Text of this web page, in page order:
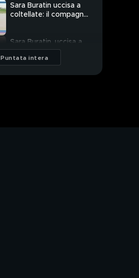
Sara Buratin uccisa a
coltellate: il compagno
Sara Buratin, uccisa a
41 anni dal compagno:
la figlia, le passioni
Puntata intera